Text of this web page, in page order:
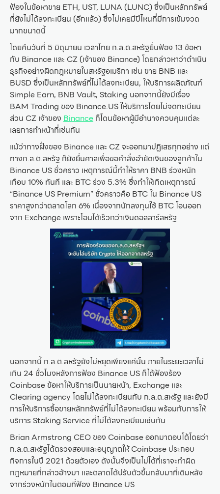
ฟ้องในข้อหาขาย ETH, UST, LUNA (LUNC) ซึ่งเป็นหลักทรัพย์
ที่ยังไม่ได้ลงทะเบียน (อีกแล้ว) ซึ่งไม่เคยมีปีไหนที่มีการเข้มงวด
มากขนาดนี้
โดยคืนวันที่ 5 มิถุนายน เวลาไทย ก.ล.ต.สหรัฐยื่นฟ้อง 13 ข้อหา
กับ Binance และ CZ (เจ้าของ Binance) โดยกล่าวหาว่าดำเนิน
ธุรกิจอย่างผิดกฎหมายในสหรัฐอเมริกา เช่น ขาย BNB และ
BUSD ซึ่งเป็นหลักทรัพย์ที่ไม่ได้ลงทะเบียน, ให้บริการผลิตภัณฑ์
Simple Earn, BNB Vault, Staking นอกจากนี้ยังมีเรื่อง
BAM Trading ของ Binance.US ให้บริการโดยไม่จดทะเบียน
ส่วน CZ เจ้าของ Binance ก็โดนข้อหาผู้มีอำนาจควบคุมแต่ละ
เลยการทำหน้าที่เช่นกัน
แม้ว่าทางฝั่งของ Binance และ CZ จะออกมาปฏิเสธทุกอย่าง แต่
ทางก.ล.ต.สหรัฐ ก็ยังยื่นศาลเพื่อขอคำสั่งอำยัดเงินของลูกค้าใน
Binance US ชั่วคราว เหตุการณ์นี้ทำให้ราคา BNB ร่วงหนัก
เกือบ 10% ทันที และ BTC ร่วง 5.3% ซึ่งทำให้เกิดเหตุการณ์
“Binance US Premium” ชั่วคราวคือ BTC ใน Binance US
ราคาสูงกว่าตลาดโลก 6% เนื่องจากนักลงทุนใช้ BTC โอนออก
จาก Exchange เพราะโอนได้เร็วกว่าเงินดอลลาร์สหรัฐ
นอกจากนี้ ก.ล.ต.สหรัฐยังไม่หยุดเพียงแค่นั้น ภายในระยะเวลาไม่
เกิน 24 ชั่วโมงหลังการฟ้อง Binance US ก็ได้ฟ้องร้อง
Coinbase ข้อหาให้บริการเป็นนายหน้า, Exchange และ
Clearing agency โดยไม่ได้ลงทะเบียนกับ ก.ล.ต.สหรัฐ และยังมี
การให้บริการซื้อขายหลักทรัพย์ที่ไม่ได้ลงทะเบียน พร้อมกับการให้
บริการ Staking Service ที่ไม่ได้ลงทะเบียนเช่นกัน
Brian Armstrong CEO ของ Coinbase ออกมาตอบโต้โดยว่า
ก.ล.ต.สหรัฐได้ตรวจสอบและอนุญาตให้ Coinbase ประกอบ
กิจการในปี 2021 ด้วยตัวเอง ดังนั้นจึงเป็นไม่ได้ที่เราจะทำผิด
กฎหมายที่กล่าวอ้างมา และตลาดได้ปรับตัวขึ้นกลับมาที่เดิมหลัง
จากร่วงหนักในตอนที่ฟ้อง Binance US